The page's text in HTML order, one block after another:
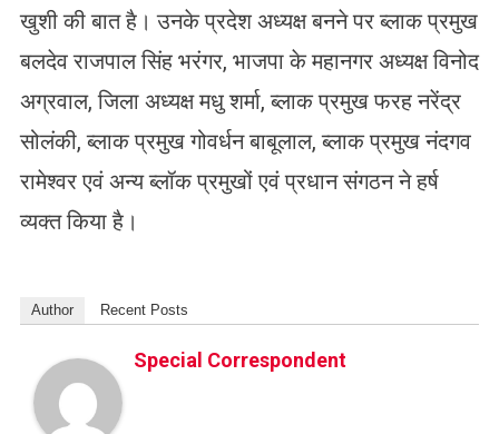
खुशी की बात है। उनके प्रदेश अध्यक्ष बनने पर ब्लाक प्रमुख
बलदेव राजपाल सिंह भरंगर, भाजपा के महानगर अध्यक्ष विनोद
अग्रवाल, जिला अध्यक्ष मधु शर्मा, ब्लाक प्रमुख फरह नरेंद्र
सोलंकी, ब्लाक प्रमुख गोवर्धन बाबूलाल, ब्लाक प्रमुख नंदगव
रामेश्वर एवं अन्य ब्लॉक प्रमुखों एवं प्रधान संगठन ने हर्ष
व्यक्त किया है।
Author Recent Posts
Special Correspondent